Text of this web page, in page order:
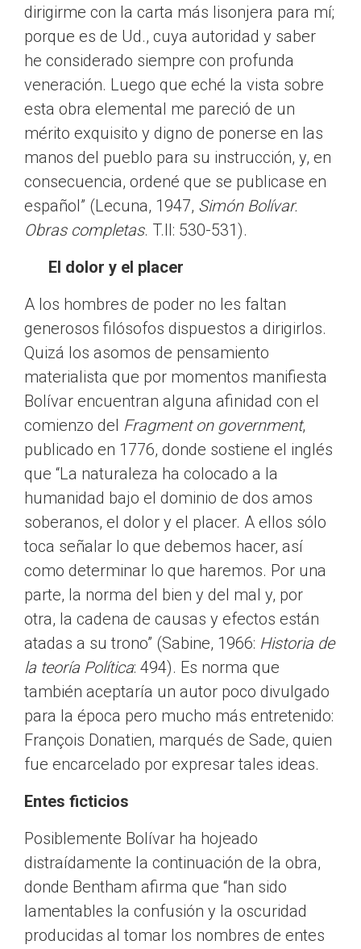
dirigirme con la carta más lisonjera para mí;
porque es de Ud., cuya autoridad y saber
he considerado siempre con profunda
veneración. Luego que eché la vista sobre
esta obra elemental me pareció de un
mérito exquisito y digno de ponerse en las
manos del pueblo para su instrucción, y, en
consecuencia, ordené que se publicase en
español” (Lecuna, 1947, Simón Bolívar.
Obras completas. T.II: 530-531).
El dolor y el placer
A los hombres de poder no les faltan
generosos filósofos dispuestos a dirigirlos.
Quizá los asomos de pensamiento
materialista que por momentos manifiesta
Bolívar encuentran alguna afinidad con el
comienzo del Fragment on government,
publicado en 1776, donde sostiene el inglés
que “La naturaleza ha colocado a la
humanidad bajo el dominio de dos amos
soberanos, el dolor y el placer. A ellos sólo
toca señalar lo que debemos hacer, así
como determinar lo que haremos. Por una
parte, la norma del bien y del mal y, por
otra, la cadena de causas y efectos están
atadas a su trono” (Sabine, 1966: Historia de
la teoría Política: 494). Es norma que
también aceptaría un autor poco divulgado
para la época pero mucho más entretenido:
François Donatien, marqués de Sade, quien
fue encarcelado por expresar tales ideas.
Entes ficticios
Posiblemente Bolívar ha hojeado
distraídamente la continuación de la obra,
donde Bentham afirma que “han sido
lamentables la confusión y la oscuridad
producidas al tomar los nombres de entes